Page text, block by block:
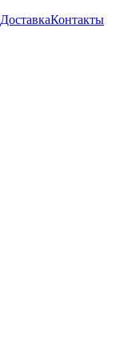
ДоставкаКонтакты